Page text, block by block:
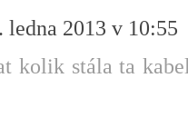
ledna 2013 v 10:55
kolik stála ta